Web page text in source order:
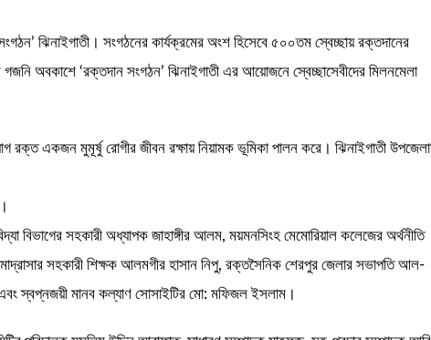
ঝিনাইগাতী। সংগঠনের কার্যক্রমের অংশ হিসেবে ৫০০তম স্বেচ্ছায় রক্তদানের
অবকাশে ‘রক্তদান সংগঠন’ ঝিনাইগাতী এর আয়োজনে স্বেচ্ছাসেবীদের মিলনমেলা
একজন মুমূর্ষু রোগীর জীবন রক্ষায় নিয়ামক ভূমিকা পালন করে। ঝিনাইগাতী
বিভাগের সহকারী অধ্যাপক জাহাঙ্গীর আলম, ময়মনসিংহ মেমোরিয়াল কলেজের অর্থনীতি
মাদ্রাসার সহকারী শিক্ষক আলমগীর হাসান নিপু, রক্তসৈনিক শেরপুর জেলার সভাপতি আল-
স্বপ্নজয়ী মানব কল্যাণ সোসাইটির মো: মফিজল ইসলাম।